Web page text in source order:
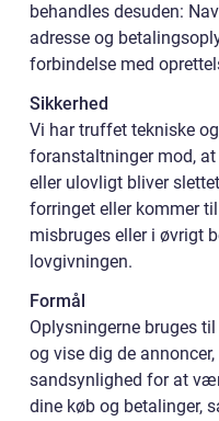
behandles desuden:
adresse og
forbindelse med
Sikkerhed
Vi har truffet tekniske
foranstaltninger mod,
eller ulovligt bliver
forringet eller kommer
misbruges eller i øvrigt
lovgivningen.
Formål
Oplysningerne bruges
og vise dig de
sandsynlighed for at
dine køb og betalinger,